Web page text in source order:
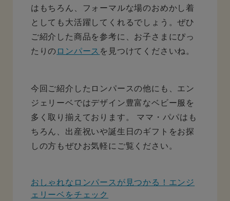
はもちろん、フォーマルな場のおめかし着
としても大活躍してくれるでしょう。ぜひ
ご紹介した商品を参考に、お子さまにぴっ
たりのロンパース を見つけてくださいね。
今回ご紹介したロンパースの他にも、エン
ジェリーベではデザイン豊富なベビー服を
多く取り揃えております。 ママ・パパはも
ちろん、出産祝いや誕生日のギフトをお探
しの方もぜひお気軽にご覧ください。
おしゃれなロンパースが見つかる！エンジ
ェリーベをチェック